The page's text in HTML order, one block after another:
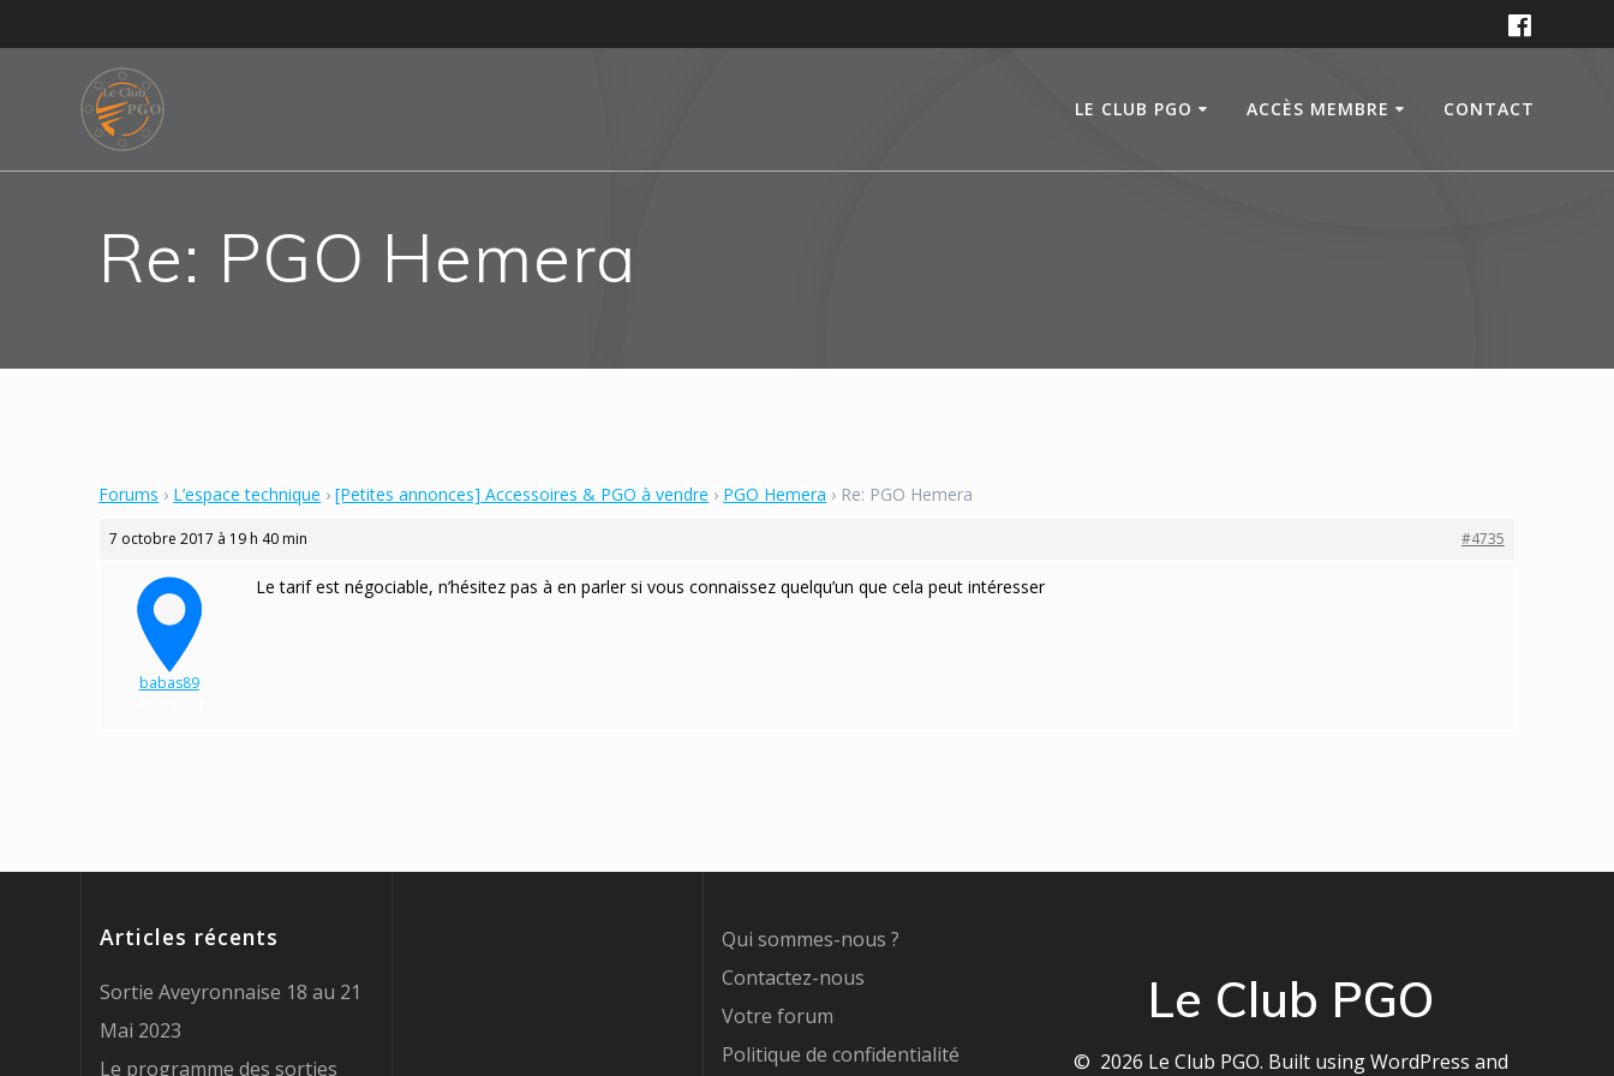
to
LE CLUB PGO ACCÈS MEMBRE CONTACT
Re: PGO Hemera
Forums › L’espace technique › [Petites annonces] Accessoires & PGO à vendre › PGO Hemera › Re: PGO Hemera
7 octobre 2017 à 19 h 40 min #4735
babas89
Le tarif est négociable, n’hésitez pas à en parler si vous connaissez quelqu’un que cela peut intéresser
Articles récents
Sortie Aveyronnaise 18 au 21
Mai 2023
Le programme des sorties
Qui sommes-nous ?
Contactez-nous
Votre forum
Politique de confidentialité
Le Club PGO
© 2026 Le Club PGO. Built using WordPress and